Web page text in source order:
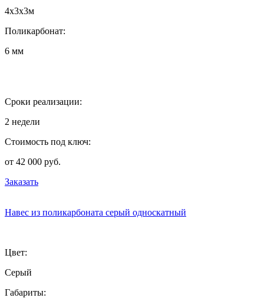
4х3х3м
Поликарбонат:
6 мм
Сроки реализации:
2 недели
Стоимость под ключ:
от 42 000 руб.
Заказать
Навес из поликарбоната серый односкатный
Цвет:
Серый
Габариты: